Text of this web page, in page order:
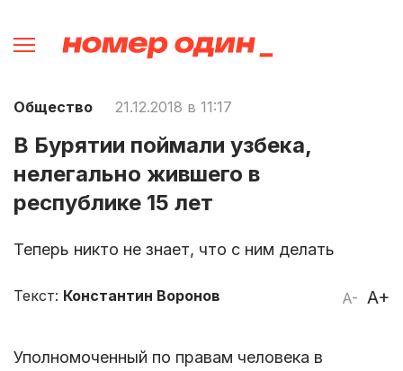
Общество 21.12.2018 в 11:17
В Бурятии поймали узбека,
нелегально жившего в
республике 15 лет
Теперь никто не знает, что с ним делать
A- A+
Текст: Константин Воронов
Уполномоченный по правам человека в